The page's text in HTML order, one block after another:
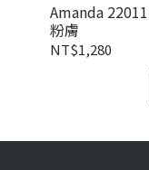
Amanda
粉膚
NT$1,280